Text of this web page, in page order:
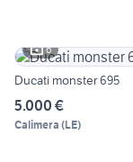
6
Ducati monster 695
5.000 €
Calimera (LE)